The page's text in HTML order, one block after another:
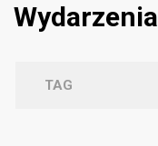
Wydarzenia
TAG